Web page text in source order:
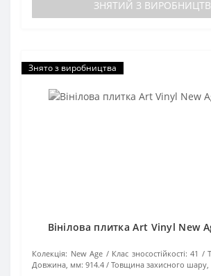
ЗНЯТИЙ З
Знято з виробництва
Вінілова плитка Art Vinyl New
Колекція: New Age Клас зносостійкості: 41
Довжина, мм: 914.4 Товщина захисного